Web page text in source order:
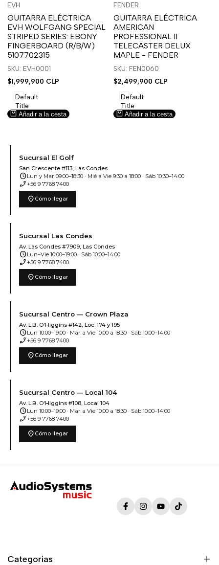
sesión
para
usar
la
lista
deseos.
para
usar
Compare
Proveedor:
EVH
GUITARRA ELÉCTRICA
EVH WOLFGANG SPECIAL
STRIPED SERIES: EBONY
FINGERBOARD (R/B/W)
5107702315
SKU: EVH0001
Precio
venta
$1,999,900 CLP
Default
Title
Añadir a la cesta
sesión
para
usar
la
lista
deseos.
sesión
para
usar
Compare
Vista
Proveedor:
FENDER
GUITARRA ELÉCTRICA
AMERICAN
PROFESSIONAL II
TELECASTER DELUX
MAPLE - FENDER
SKU: FEN0060
Precio
venta
$2,499,900 CLP
Default
Title
Añadir a la cesta
Sucursal El Golf
San Crescente #113, Las Condes
scheduleLun y Mar 09:00–18:30 · Mié a Vie 9:30 a 18:00 · Sáb 10:30–14:00
phone_enabled +56 9 7768 7400
location_on Cómo llegar
Sucursal Las Condes
Av. Las Condes #7909, Las Condes
scheduleLun–Vie 10:00–19:00 · Sáb 10:00–14:00
phone_enabled +56 9 7768 7400
location_on Cómo llegar
Sucursal Centro — Crown Plaza
Av. L.B. O'Higgins #142, Loc. 174 y 195
scheduleLun 10:00–19:00 · Mar a Vie 10:00 a 18:30 · Sáb 10:00–14:00
phone_enabled +56 9 7768 7400
location_on Cómo llegar
Sucursal Centro — Local 104
Av. L.B. O'Higgins #108, Local 104
scheduleLun 10:00–19:00 · Mar a Vie 10:00 a 18:30 · Sáb 10:00–14:00
phone_enabled +56 9 7768 7400
location_on Cómo llegar
FacebookInstagramYouTubeTikTok
Categorias